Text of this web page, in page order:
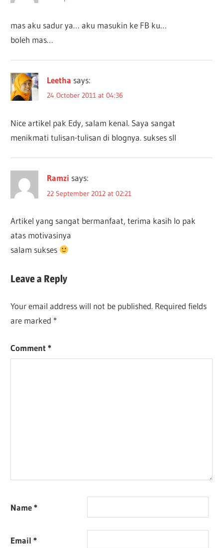
mas aku sadur ya… aku masukin ke FB ku…
boleh mas…
Leetha says:
24 October 2011 at 04:36
Nice artikel pak Edy, salam kenal. Saya sangat
menikmati tulisan-tulisan di blognya. sukses sll
Ramzi says:
22 September 2012 at 02:21
Artikel yang sangat bermanfaat, terima kasih lo pak
atas motivasinya
salam sukses
Leave a Reply
Your email address will not be published. Required fields
are marked *
Comment*
Name*
Email*